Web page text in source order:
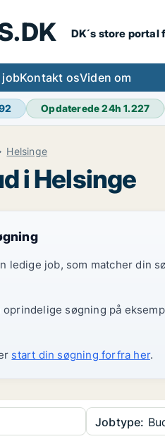
DK´s store
jobKontakt osViden om
Opdaterede 24h1.227
Helsinge
i Helsinge
ledige job, som matcher din
søgning på
start din søgning forfra her.
Jobtype: